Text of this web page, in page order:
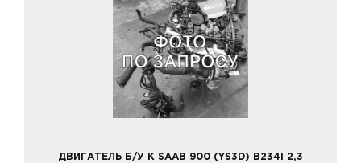
ДВИГАТЕЛЬ Б/У К SAAB 900 (YS3D) B234I 2,3